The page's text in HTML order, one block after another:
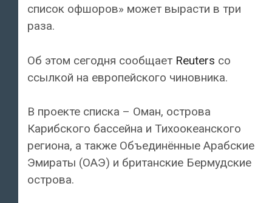
список офшоров» может вырасти в три
раза.
Об этом сегодня сообщает Reuters со
ссылкой на европейского чиновника.
В проекте списка – Оман, острова
Карибского бассейна и Тихоокеанского
региона, а также Объединённые Арабские
Эмираты (ОАЭ) и британские Бермудские
острова.